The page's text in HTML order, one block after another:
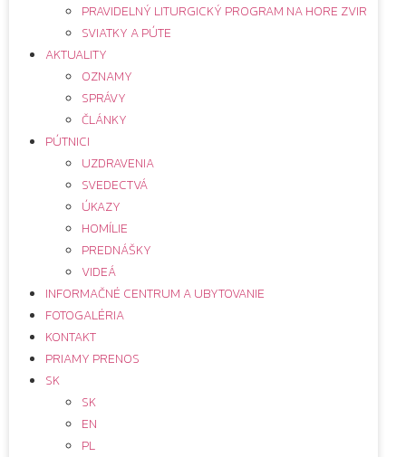
PRAVIDELNÝ LITURGICKÝ PROGRAM NA HORE ZVIR
SVIATKY A PÚTE
AKTUALITY
OZNAMY
SPRÁVY
ČLÁNKY
PÚTNICI
UZDRAVENIA
SVEDECTVÁ
ÚKAZY
HOMÍLIE
PREDNÁŠKY
VIDEÁ
INFORMAČNÉ CENTRUM A UBYTOVANIE
FOTOGALÉRIA
KONTAKT
PRIAMY PRENOS
SK
SK
EN
PL